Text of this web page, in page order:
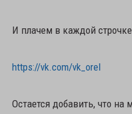
И плачем в каждой
https://vk.com/vk_orel
Остается добавить, что